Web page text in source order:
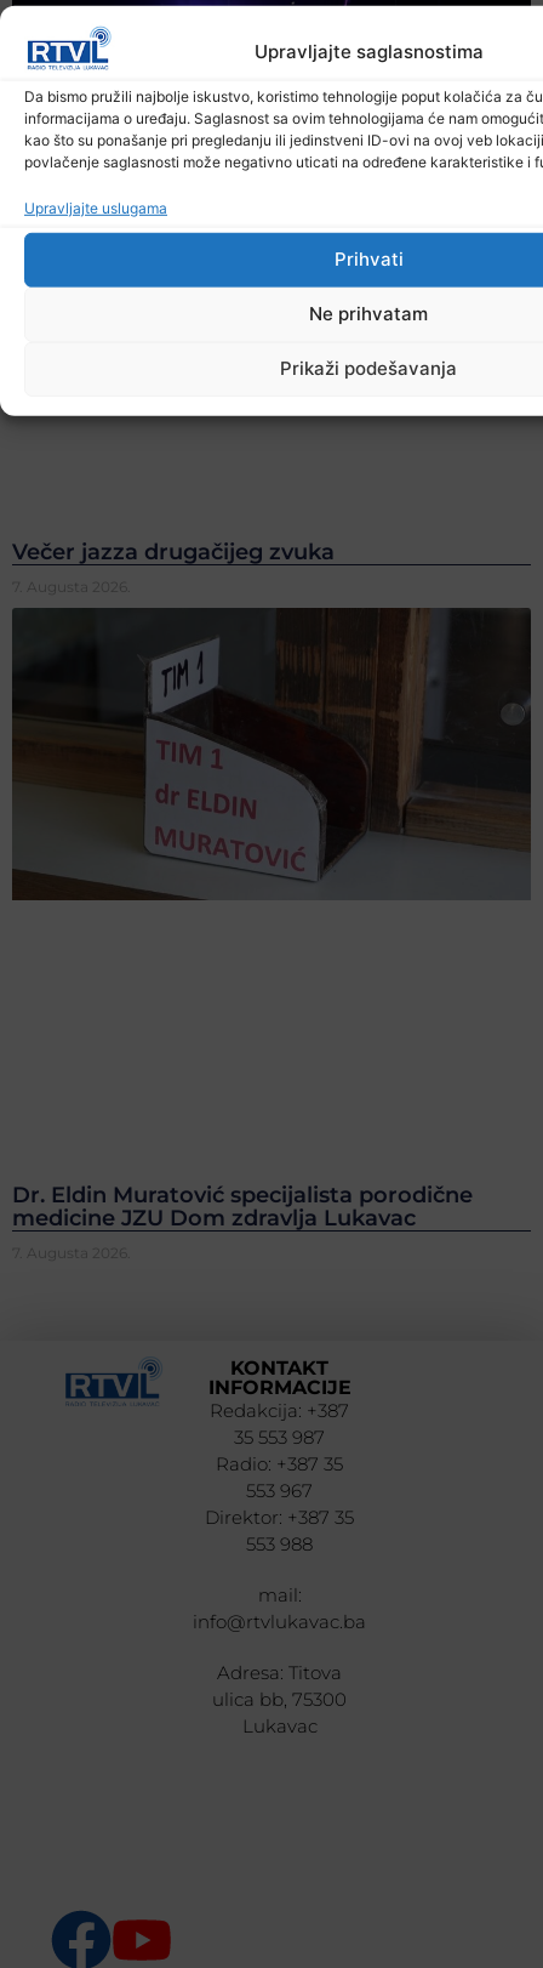
Upravljajte saglasnostima
Da bismo pružili najbolje iskustvo, koristimo tehnologije poput kolačića za
informacijama o uređaju. Saglasnost sa ovim tehnologijama će nam
kao što su ponašanje pri pregledanju ili jedinstveni ID-ovi na ovoj veb
povlačenje saglasnosti može negativno uticati na određene karakteristike i
Upravljajte uslugama
Prihvati
Ne prihvatam
Prikaži podešavanja
Večer jazza drugačijeg zvuka
7. Augusta 2026.
Dr. Eldin Muratović specijalista porodične
medicine JZU Dom zdravlja Lukavac
7. Augusta 2026.
KONTAKT
INFORMACIJE
Redakcija: +387
35 553 987
Radio: +387 35
553 967
Direktor: +387 35
553 988
mail:
info@rtvlukavac.ba
Adresa: Titova
ulica bb, 75300
Lukavac